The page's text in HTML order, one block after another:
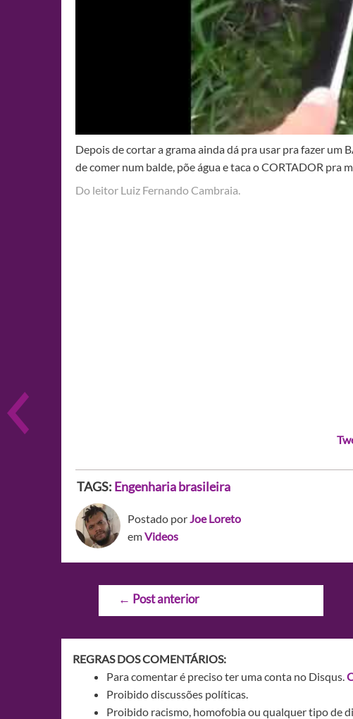
Depois de cortar a grama ainda dá pra usar pra fazer um
de comer num balde, põe água e taca o CORTADOR pra
Do leitor Luiz Fernando Cambraia.
TAGS: Engenharia brasileira
Postado porJoe Loreto
emVideos
Navegação
← Post anterior
REGRAS DOS COMENTÁRIOS:
Para comentar é preciso ter uma conta no Disqus.
Proibido discussões políticas.
Proibido racismo, homofobia ou qualquer tipo de